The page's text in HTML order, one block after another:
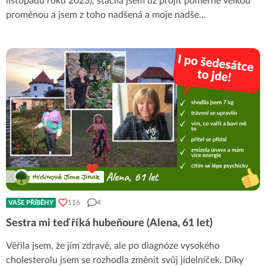
proměnou a jsem z toho nadšená a moje nadše...
VAŠE PŘÍBĚHY 116 4
Sestra mi teď říká hubeňoure (Alena, 61 let)
Věřila jsem, že jím zdravě, ale po diagnóze vysokého
cholesterolu jsem se rozhodla změnit svůj jídelníček. Díky